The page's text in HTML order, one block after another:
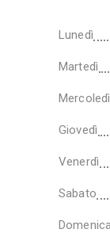
Lunedì
Martedì
Mercoledì
Giovedì
Venerdì
Sabato